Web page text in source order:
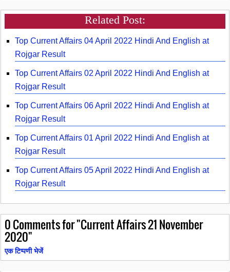
Related Post:
Top Current Affairs 04 April 2022 Hindi And English at
Rojgar Result
Top Current Affairs 02 April 2022 Hindi And English at
Rojgar Result
Top Current Affairs 06 April 2022 Hindi And English at
Rojgar Result
Top Current Affairs 01 April 2022 Hindi And English at
Rojgar Result
Top Current Affairs 05 April 2022 Hindi And English at
Rojgar Result
0Comments for "Current Affairs 21 November
2020"
एक टिप्पणी भेजें